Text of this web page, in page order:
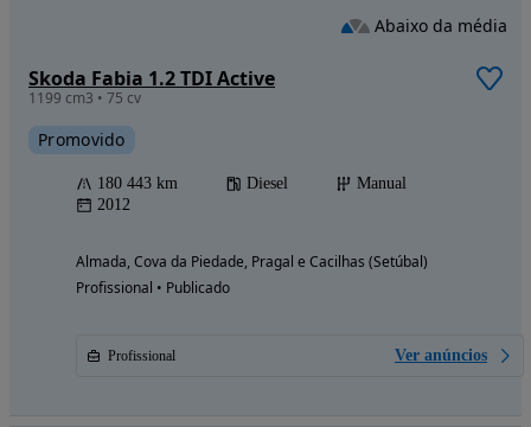
Skoda Fabia 1.2 TDI Active
1199 cm3 • 75 cv
Promovido
180 443 km Diesel
Manual
2012
Almada, Cova da Piedade, Pragal e Cacilhas (Setúbal)
Profissional • Publicado
Profissional Ver anúncios
Abaixo da média